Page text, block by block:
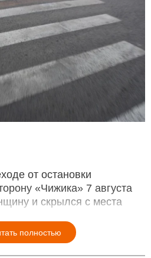
от остановки
«Чижика» 7 августа
и скрылся с места
полностью